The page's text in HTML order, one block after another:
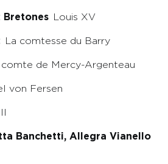
Bretones Louis XV
La comtesse du Barry
comte de Mercy-Argenteau
von Fersen
Banchetti, Allegra Vianello